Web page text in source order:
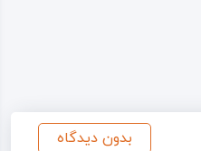
بدون دیدگاه